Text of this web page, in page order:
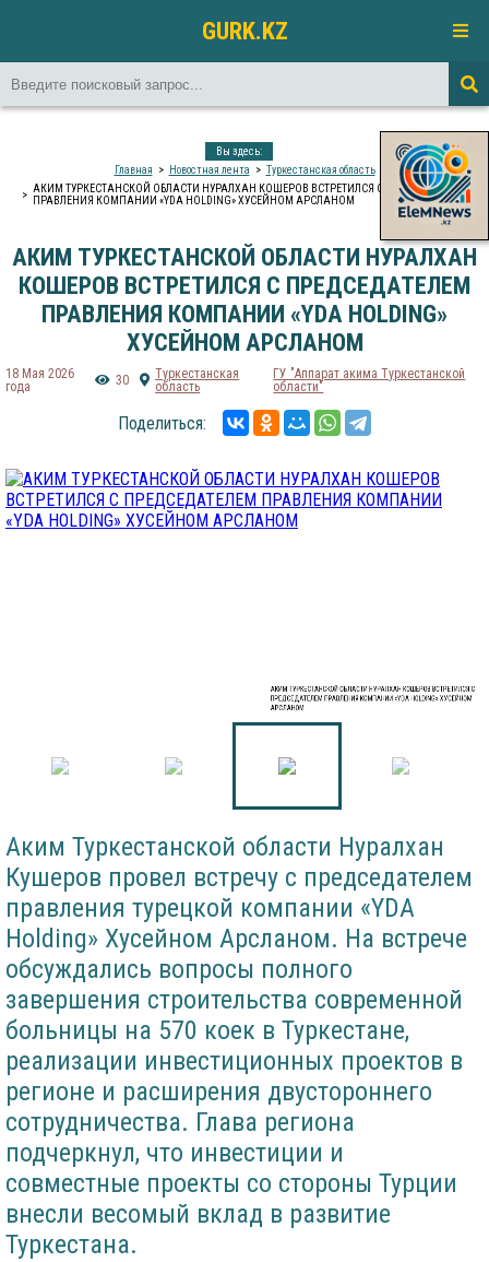
GURK.KZ
Вы здесь:
Главная
Новостная лента
Туркестанская область
АКИМ ТУРКЕСТАНСКОЙ ОБЛАСТИ НУРАЛХАН КОШЕРОВ ВСТРЕТИЛСЯ С ПРЕДСЕДАТЕЛЕМ
ПРАВЛЕНИЯ КОМПАНИИ «YDA HOLDING» ХУСЕЙНОМ АРСЛАНОМ
АКИМ ТУРКЕСТАНСКОЙ ОБЛАСТИ НУРАЛХАН
КОШЕРОВ ВСТРЕТИЛСЯ С ПРЕДСЕДАТЕЛЕМ
ПРАВЛЕНИЯ КОМПАНИИ «YDA HOLDING»
ХУСЕЙНОМ АРСЛАНОМ
18 Мая 2026
года
30
Туркестанская
область
ГУ "Аппарат акима Туркестанской
области"
Поделиться:
АКИМ ТУРКЕСТАНСКОЙ ОБЛАСТИ НУРАЛХАН КОШЕРОВ ВСТРЕТИЛСЯ С
ПРЕДСЕДАТЕЛЕМ ПРАВЛЕНИЯ КОМПАНИИ «YDA HOLDING» ХУСЕЙНОМ
АРСЛАНОМ
Аким Туркестанской области Нуралхан
Кушеров провел встречу с председателем
правления турецкой компании «YDA
Holding» Хусейном Арсланом. На встрече
обсуждались вопросы полного
завершения строительства современной
больницы на 570 коек в Туркестане,
реализации инвестиционных проектов в
регионе и расширения двустороннего
сотрудничества. Глава региона
подчеркнул, что инвестиции и
совместные проекты со стороны Турции
внесли весомый вклад в развитие
Туркестана.